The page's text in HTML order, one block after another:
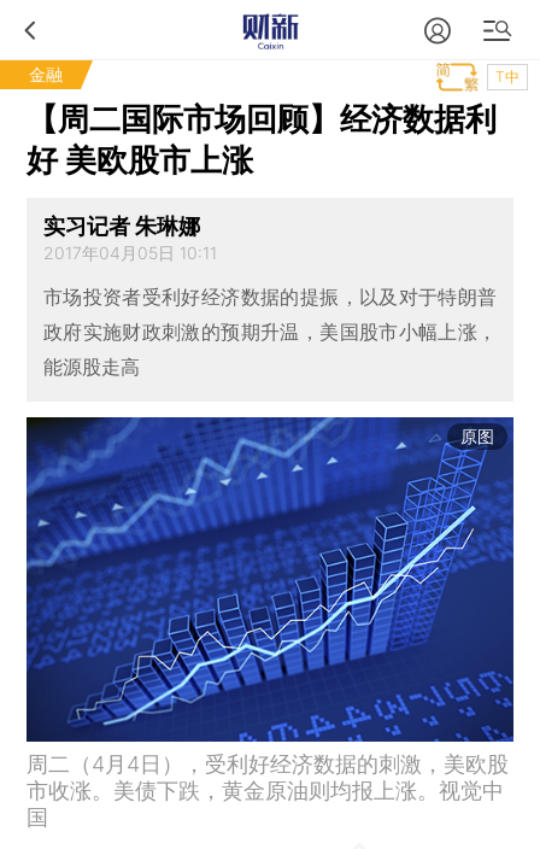
金融 T中
【周二国际市场回顾】经济数据利
好 美欧股市上涨
实习记者 朱琳娜
2017年04月05日 10:11
市场投资者受利好经济数据的提振，以及对于特朗普
政府实施财政刺激的预期升温，美国股市小幅上涨，
能源股走高
原图
周二（4月4日），受利好经济数据的刺激，美欧股
市收涨。美债下跌，黄金原油则均报上涨。视觉中
国